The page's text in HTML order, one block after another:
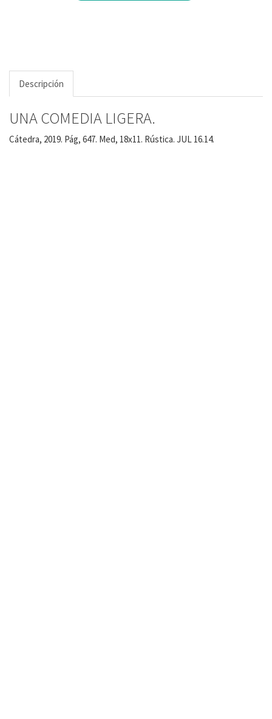
Descripción
UNA COMEDIA LIGERA.
Cátedra, 2019. Pág, 647. Med, 18x11. Rústica. JUL 16.14.